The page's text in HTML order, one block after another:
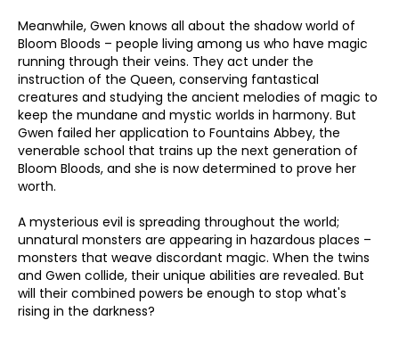
Meanwhile, Gwen knows all about the shadow world of
Bloom Bloods – people living among us who have magic
running through their veins. They act under the
instruction of the Queen, conserving fantastical
creatures and studying the ancient melodies of magic to
keep the mundane and mystic worlds in harmony. But
Gwen failed her application to Fountains Abbey, the
venerable school that trains up the next generation of
Bloom Bloods, and she is now determined to prove her
worth.
A mysterious evil is spreading throughout the world;
unnatural monsters are appearing in hazardous places –
monsters that weave discordant magic. When the twins
and Gwen collide, their unique abilities are revealed. But
will their combined powers be enough to stop what's
rising in the darkness?